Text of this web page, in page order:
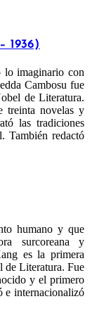
1936)
lo imaginario con
Cambosu fue
de Literatura.
treinta novelas y
las tradiciones
También redactó
humano y que
surcoreana y
es la primera
de Literatura. Fue
y el primero
e internacionalizó